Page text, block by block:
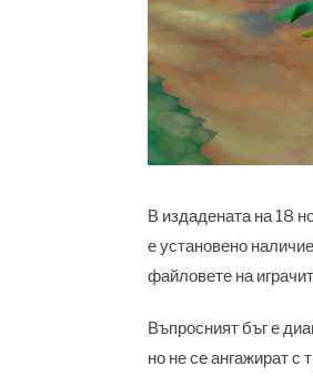
В издадената на 18
е установено
файловете на
Въпросният бъг е
но не се ангажират с